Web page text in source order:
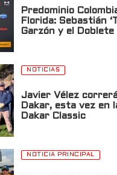
Predominio
Florida: Sebastián
Garzón y el
NOTICIAS
Javier Vélez
Dakar, esta vez en
Dakar Classic
NOTICIA PRINCIPAL